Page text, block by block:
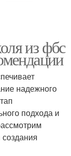
из фбс
надежного
подхода и